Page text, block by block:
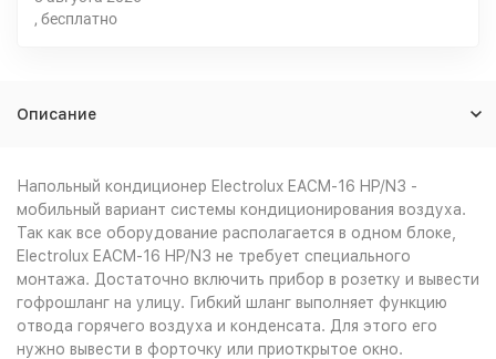
Бесплатно
Описание
Напольный кондиционер Electrolux EACM-16 HP/N3 -
мобильный вариант системы кондиционирования воздуха.
Так как все оборудование располагается в одном блоке,
Electrolux EACM-16 HP/N3 не требует специального
монтажа. Достаточно включить прибор в розетку и вывести
гофрошланг на улицу. Гибкий шланг выполняет функцию
отвода горячего воздуха и конденсата. Для этого его
нужно вывести в форточку или приоткрытое окно.